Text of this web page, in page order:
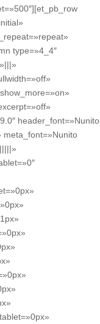
type=»4_4″
header_font=»Nunito
meta_font=»Nunito